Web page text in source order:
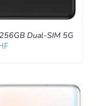
Dual-SIM 5G